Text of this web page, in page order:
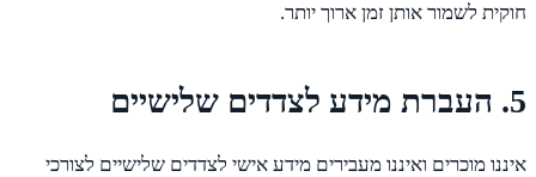
חוקית לשמור אותן זמן ארוך יותר.
5. העברת מידע לצדדים שלישיים
איננו מוכרים ואיננו מעבירים מידע אישי לצדדים שלישיים לצורכי